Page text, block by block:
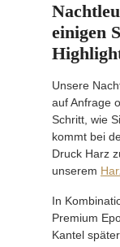
einigen
Unsere
auf Anfrage
Schritt, wie
kommt bei
Druck Harz
unserem
In
Premium
Kantel